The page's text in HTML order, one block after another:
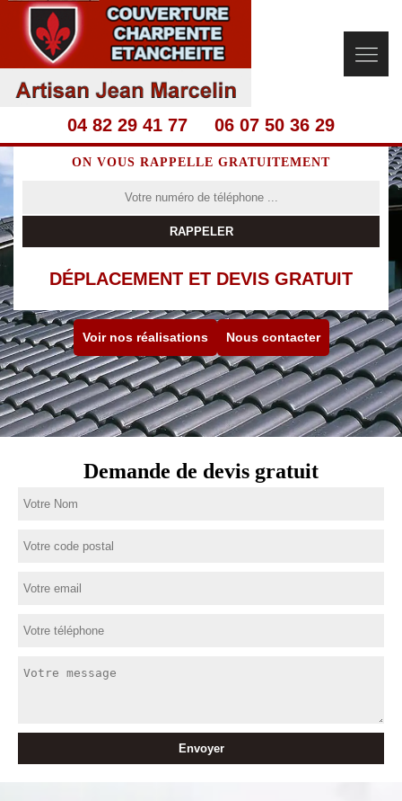
04 82 29 41 77 06 07 50 36 29
ON VOUS RAPPELLE GRATUITEMENT
DÉPLACEMENT ET DEVIS GRATUIT
Voir nos réalisations Nous contacter
Demande de devis gratuit